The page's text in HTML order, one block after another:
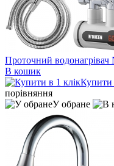
Проточний
В кошик
Купити
порівняння
У обране